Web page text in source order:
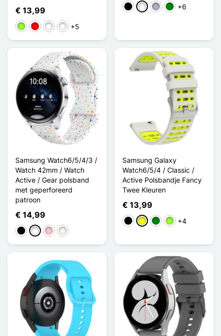
€ 13,99
Appelgroen
Rouge / Noir
Noir / Bleu
Noir / Rouge
+5
ZwartWit GrijsGroen
+6
Samsung Watch6/5/4/3 /
Watch 42mm / Watch
Active / Gear polsband
met geperforeerd
patroon
€ 14,99
ZwartWit RozeBlanc Étoilé
Samsung Galaxy
Watch6/5/4 / Classic /
Active Polsbandje Fancy
Twee Kleuren
€ 13,99
ZwartGeelGroenAppelgroen
+4